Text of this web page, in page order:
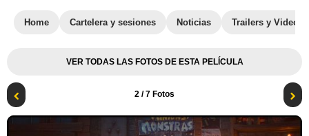
Home Cartelera y sesiones Noticias Trailers y Videos
VER TODAS LAS FOTOS DE ESTA PELÍCULA
2 / 7 Fotos